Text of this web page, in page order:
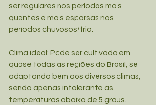
ser regulares nos períodos mais
quentes e mais esparsas nos
períodos chuvosos/frio.
Clima ideal: Pode ser cultivada em
quase todas as regiões do Brasil, se
adaptando bem aos diversos climas,
sendo apenas intolerante as
temperaturas abaixo de 5 graus.